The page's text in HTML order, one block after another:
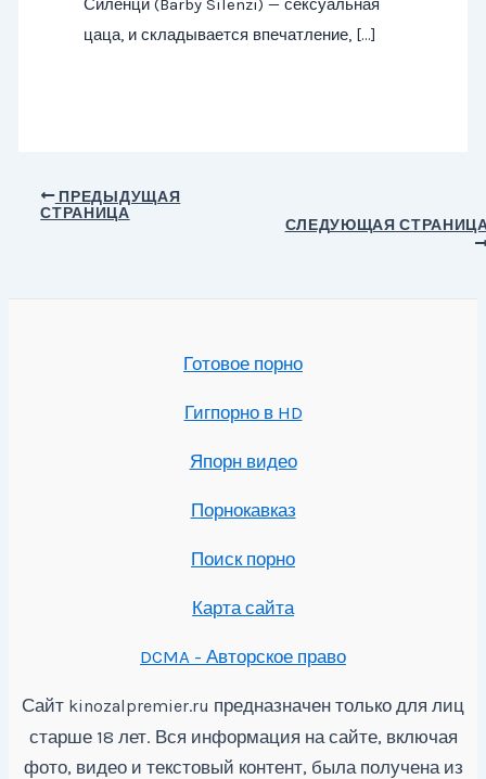
Силенци (Barby Silenzi) — сексуальная
цаца, и складывается впечатление, […]
Навигация
ПРЕДЫДУЩАЯ
СТРАНИЦА
СЛЕДУЮЩАЯ
Готовое порно
Гигпорно в HD
Япорн видео
Порнокавказ
Поиск порно
Карта сайта
DCMA - Авторское право
Сайт kinozalpremier.ru предназначен только для лиц
старше 18 лет. Вся информация на сайте, включая
фото, видео и текстовый контент, была получена из